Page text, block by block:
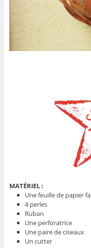
MATÉRIEL :
Une feuille de papier
4 perles
Ruban
Une perforatrice
Une paire de ciseaux
Un cutter